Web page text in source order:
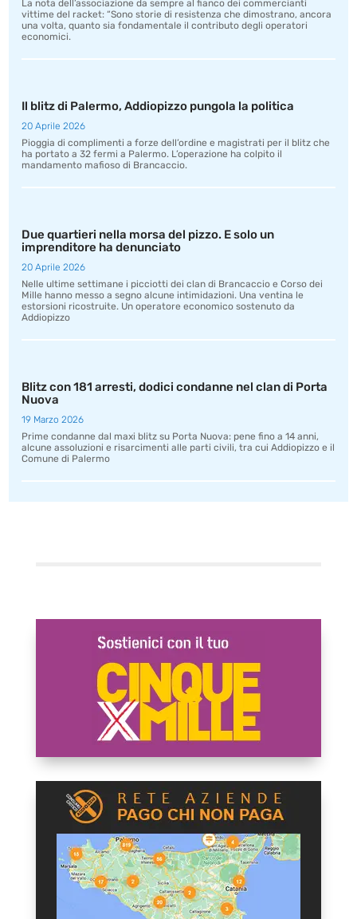
La nota dell’associazione da sempre al fianco dei commercianti
vittime del racket: “Sono storie di resistenza che dimostrano, ancora
una volta, quanto sia fondamentale il contributo degli operatori
economici.
Il blitz di Palermo, Addiopizzo pungola la politica
20 Aprile 2026
Pioggia di complimenti a forze dell’ordine e magistrati per il blitz che
ha portato a 32 fermi a Palermo. L’operazione ha colpito il
mandamento mafioso di Brancaccio.
Due quartieri nella morsa del pizzo. E solo un
imprenditore ha denunciato
20 Aprile 2026
Nelle ultime settimane i picciotti dei clan di Brancaccio e Corso dei
Mille hanno messo a segno alcune intimidazioni. Una ventina le
estorsioni ricostruite. Un operatore economico sostenuto da
Addiopizzo
Blitz con 181 arresti, dodici condanne nel clan di Porta
Nuova
19 Marzo 2026
Prime condanne dal maxi blitz su Porta Nuova: pene fino a 14 anni,
alcune assoluzioni e risarcimenti alle parti civili, tra cui Addiopizzo e il
Comune di Palermo